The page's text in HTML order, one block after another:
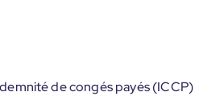
de congés payés (ICCP)